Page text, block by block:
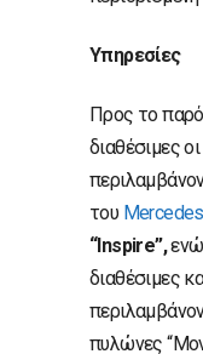
Υπηρεσίες
Προς το
διαθέσιμες
του
“Inspire”,
διαθέσιμες
πυλώνες